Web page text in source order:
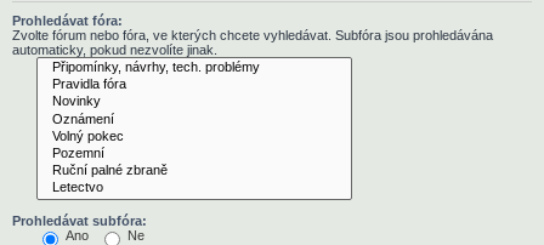
Prohledávat fóra:
Zvolte fórum nebo fóra, ve kterých chcete vyhledávat. Subfóra jsou prohledávána
automaticky, pokud nezvolíte jinak.
Prohledávat subfóra:
Ano
Ne